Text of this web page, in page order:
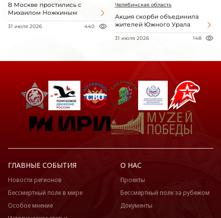
В Москве простились с
Михаилом Ножкиным
31 июля 2026 440
Челябинская область
Акция скорби объединила
жителей Южного Урала
31 июля 2026 148
ГЛАВНЫЕ СОБЫТИЯ
Новости регионов
Бессмертный полк в мире
Особое мнение
О НАС
Проекты
Бессмертный полк за рубежом
Документы